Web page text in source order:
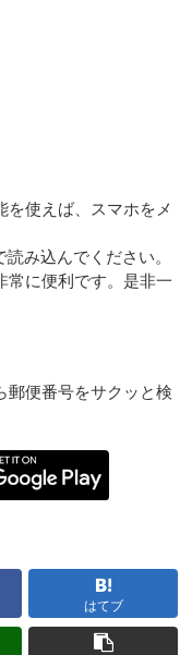
を使えば、スマホをメ
み込んでください。
常に便利です。是非一
郵便番号をサクッと検
はてブ